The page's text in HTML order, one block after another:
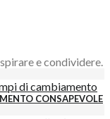
e condividere.
CONSAPEVOLE